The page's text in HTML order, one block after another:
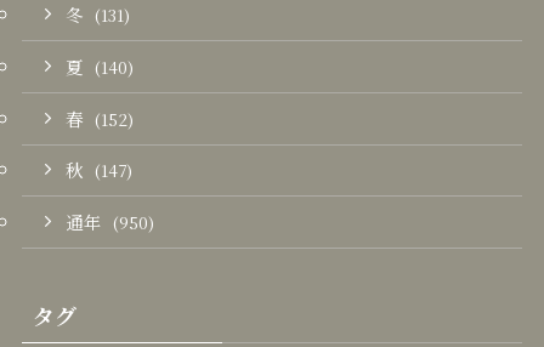
冬 (131)
夏 (140)
春 (152)
秋 (147)
通年 (950)
タグ